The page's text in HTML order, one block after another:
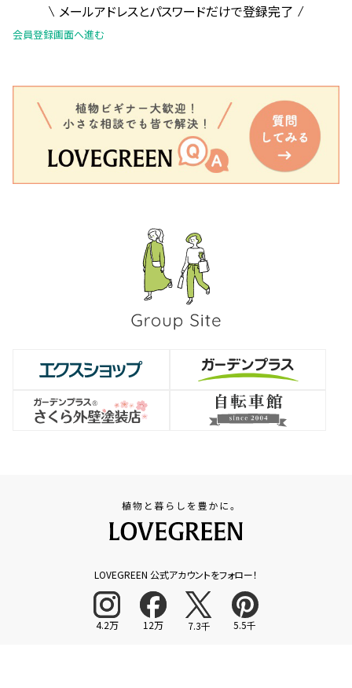
メールアドレスとパスワードだけで登録完了
会員登録画面へ進む
LOVEGREEN 公式アカウントをフォロー！
4.2万 12万 7.3千 5.5千